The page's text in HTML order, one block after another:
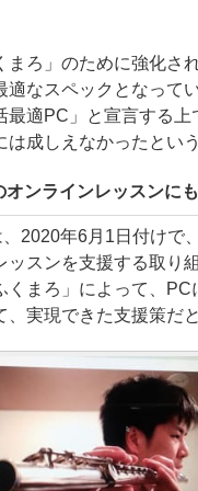
ろ」のために強化さ
適なスペックとなって
最適PC」と宣言する上
は成しえなかったという
オンラインレッスンに
2020年6月1日付けで
ッスンを支援する取り
くまろ」によって、PC
実現できた支援策だと